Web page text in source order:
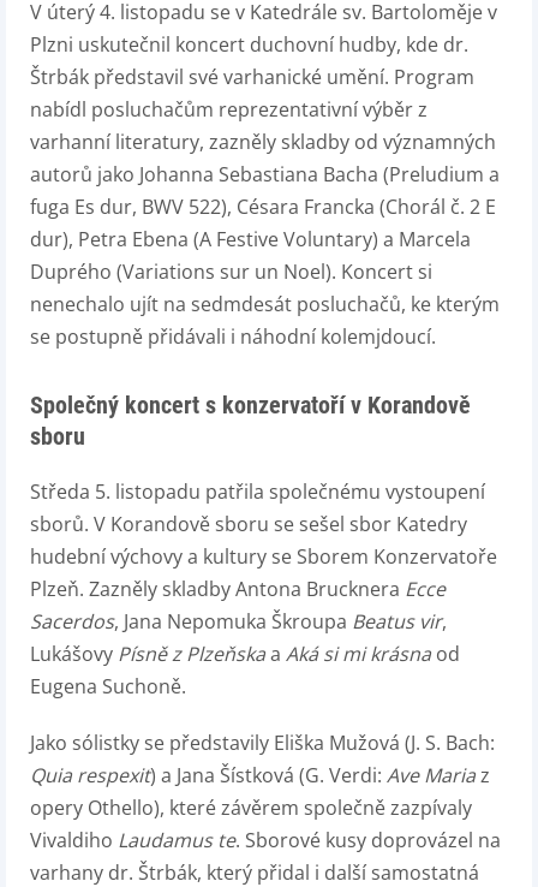
V úterý 4. listopadu se v Katedrále sv. Bartoloměje v
Plzni uskutečnil koncert duchovní hudby, kde dr.
Štrbák představil své varhanické umění. Program
nabídl posluchačům reprezentativní výběr z
varhanní literatury, zazněly skladby od významných
autorů jako Johanna Sebastiana Bacha (Preludium a
fuga Es dur, BWV 522), Césara Francka (Chorál č. 2 E
dur), Petra Ebena (A Festive Voluntary) a Marcela
Duprého (Variations sur un Noel). Koncert si
nenechalo ujít na sedmdesát posluchačů, ke kterým
se postupně přidávali i náhodní kolemjdoucí.
Společný koncert s konzervatoří v Korandově
sboru
Středa 5. listopadu patřila společnému vystoupení
sborů. V Korandově sboru se sešel sbor Katedry
hudební výchovy a kultury se Sborem Konzervatoře
Plzeň. Zazněly skladby Antona Brucknera Ecce
Sacerdos, Jana Nepomuka Škroupa Beatus vir,
Lukášovy Písně z Plzeňskaa Aká si mi krásna od
Eugena Suchoně.
Jako sólistky se představily Eliška Mužová (J. S. Bach:
Quia respexit) a Jana Šístková (G. Verdi: Ave Mariaz
opery Othello), které závěrem společně zazpívaly
Vivaldiho Laudamus te. Sborové kusy doprovázel na
varhany dr. Štrbák, který přidal i další samostatná